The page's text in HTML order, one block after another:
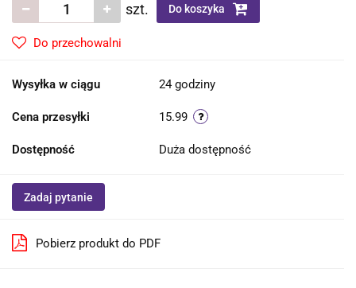
szt. Do koszyka
Do przechowalni
Wysyłka w ciągu 24 godziny
Cena przesyłki 15.99
Dostępność Duża dostępność
Zadaj pytanie
Pobierz produkt do PDF